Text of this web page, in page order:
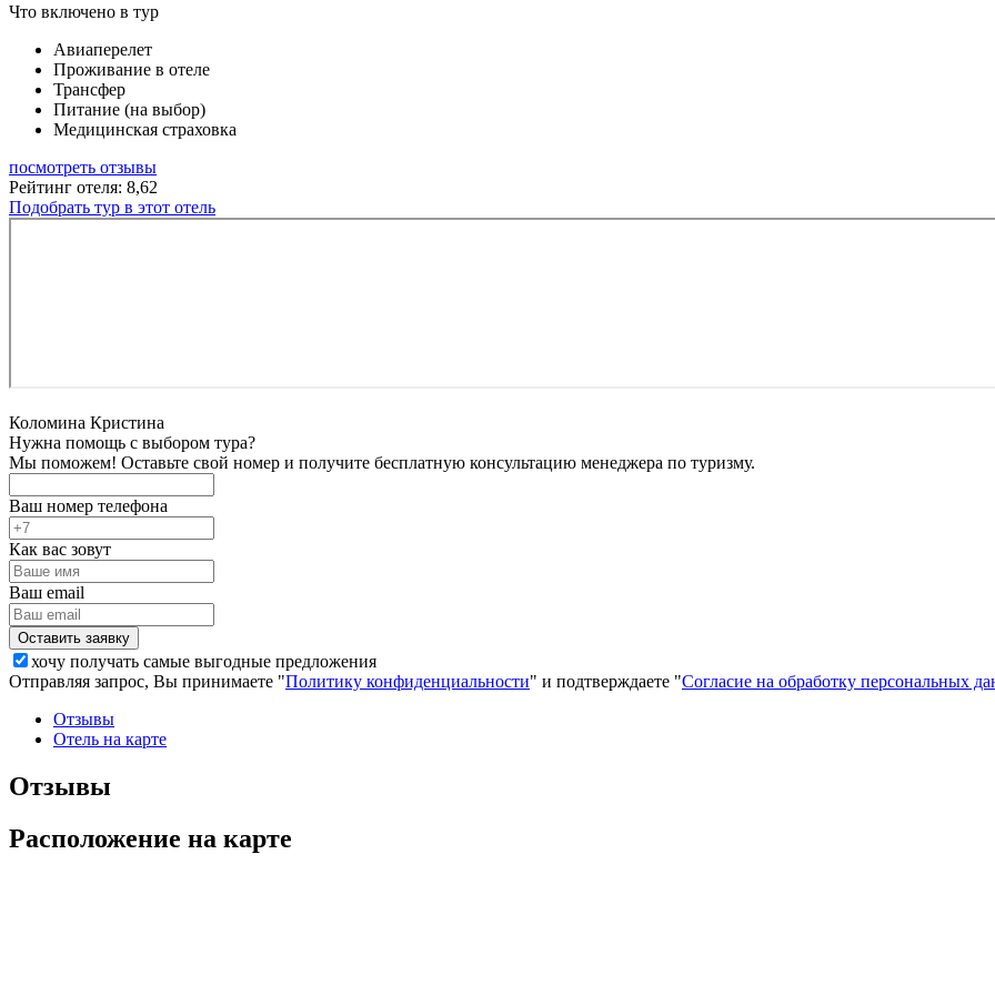
Что включено в тур
Авиаперелет
Проживание в отеле
Трансфер
Питание (на выбор)
Медицинская страховка
посмотреть отзывы
Рейтинг отеля: 8,62
Подобрать тур в этот отель
Коломина Кристина
Нужна помощь с выбором тура?
Мы поможем! Оставьте свой номер и получите бесплатную консультацию менеджера по туризму.
Ваш номер телефона
Как вас зовут
Ваш email
хочу получать самые выгодные предложения
Отправляя запрос, Вы принимаете "Политику конфиденциальности" и подтверждаете "Согласие на обработку персональных
Отзывы
Отель на карте
Отзывы
Расположение на карте